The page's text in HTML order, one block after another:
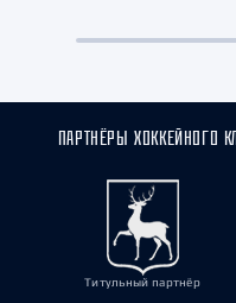
ПАРТНЁРЫ ХОККЕЙНОГО
Титульный партнёр